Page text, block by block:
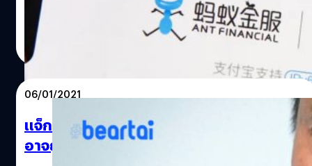
ปรีดี ฤกษ์วลีกุล | 2034 days ago
Read More
06/01/2021
แจ็ก หม่า หายไปไหน 2 เดือน? เปิดเหตุผลที่เขา
อาจถูกทางการจีนเล่นงานหนัก